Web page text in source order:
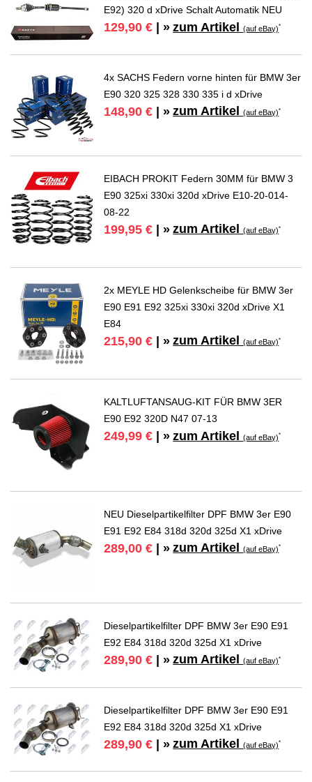
E92) 320 d xDrive Schalt Automatik NEU
129,90 € | » zum Artikel(auf eBay)*
4x SACHS Federn vorne hinten für BMW 3er
E90 320 325 328 330 335 i d xDrive
148,90 € | » zum Artikel(auf eBay)*
EIBACH PROKIT Federn 30MM für BMW 3
E90 325xi 330xi 320d xDrive E10-20-014-
08-22
199,95 € | » zum Artikel(auf eBay)*
2x MEYLE HD Gelenkscheibe für BMW 3er
E90 E91 E92 325xi 330xi 320d xDrive X1
E84
215,90 € | » zum Artikel(auf eBay)*
KALTLUFTANSAUG-KIT FÜR BMW 3ER
E90 E92 320D N47 07-13
249,99 € | » zum Artikel(auf eBay)*
NEU Dieselpartikelfilter DPF BMW 3er E90
E91 E92 E84 318d 320d 325d X1 xDrive
289,00 € | » zum Artikel(auf eBay)*
Dieselpartikelfilter DPF BMW 3er E90 E91
E92 E84 318d 320d 325d X1 xDrive
289,90 € | » zum Artikel(auf eBay)*
Dieselpartikelfilter DPF BMW 3er E90 E91
E92 E84 318d 320d 325d X1 xDrive
289,90 € | » zum Artikel(auf eBay)*